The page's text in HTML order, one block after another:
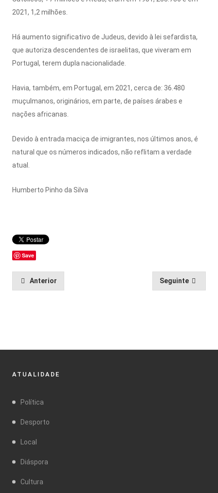
2021, 1,2 milhões.
Há aumento significativo de Judeus, devido à lei sefardista,
que autoriza descendentes de israelitas, que viveram em
Portugal, terem dupla nacionalidade.
Havia, também, em Portugal, em 2021, cerca de: 36.480
muçulmanos, originários, em parte, de países árabes e
nações africanas.
Devido à entrada maciça de imigrantes, nos últimos anos, é
natural que os números indicados, não reflitam a verdade
atual.
Humberto Pinho da Silva
Save
Anterior Seguinte
ATUALIDADE
Política
Desporto
Local
Diáspora
Cultura